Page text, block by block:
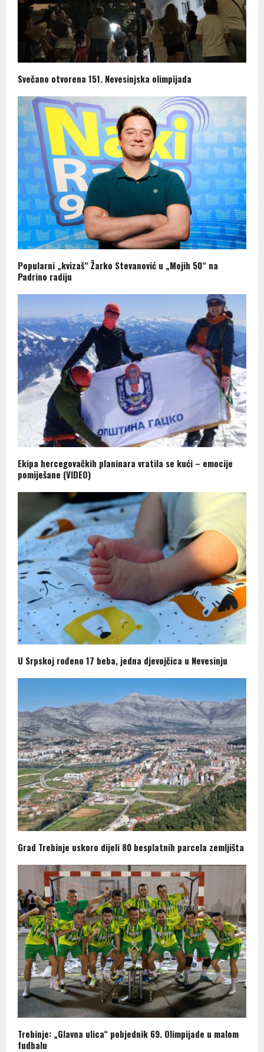
Svečano otvorena 151. Nevesinjska olimpijada
Popularni „kvizaš“ Žarko Stevanović u „Mojih 50“ na
Padrino radiju
Ekipa hercegovačkih planinara vratila se kući – emocije
pomiješane (VIDEO)
U Srpskoj rođeno 17 beba, jedna djevojčica u Nevesinju
Grad Trebinje uskoro dijeli 80 besplatnih parcela zemljišta
Trebinje: „Glavna ulica“ pobjednik 69. Olimpijade u malom
fudbalu